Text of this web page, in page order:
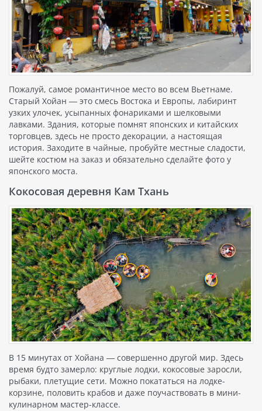
Пожалуй, самое романтичное место во всем Вьетнаме.
Старый Хойан — это смесь Востока и Европы, лабиринт
узких улочек, усыпанных фонариками и шелковыми
лавками. Здания, которые помнят японских и китайских
торговцев, здесь не просто декорации, а настоящая
история. Заходите в чайные, пробуйте местные сладости,
шейте костюм на заказ и обязательно сделайте фото у
японского моста.
Кокосовая деревня Кам Тхань
В 15 минутах от Хойана — совершенно другой мир. Здесь
время будто замерло: круглые лодки, кокосовые заросли,
рыбаки, плетущие сети. Можно покататься на лодке-
корзине, половить крабов и даже поучаствовать в мини-
кулинарном мастер-классе.